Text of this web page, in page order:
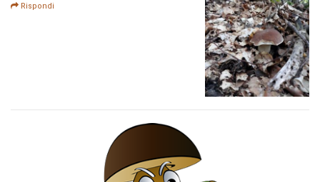
Rispondi